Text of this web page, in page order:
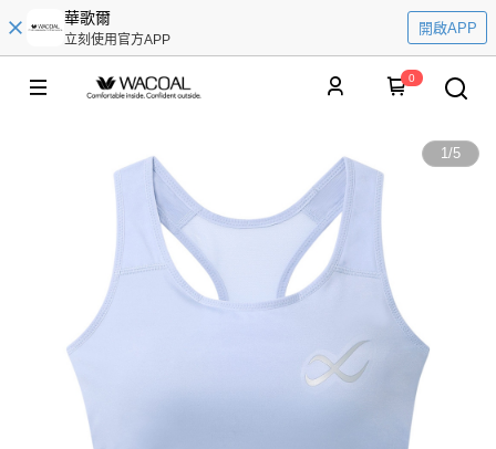
華歌爾
立刻使用官方APP
開啟APP
0
1/5